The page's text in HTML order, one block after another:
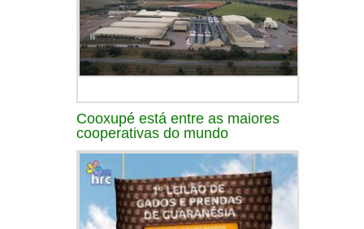
Cooxupé está entre as maiores
cooperativas do mundo